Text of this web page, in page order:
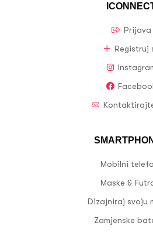
Prijava
Registruj
Mobilni
Maske &
Dizajniraj svoju
Zamjenske